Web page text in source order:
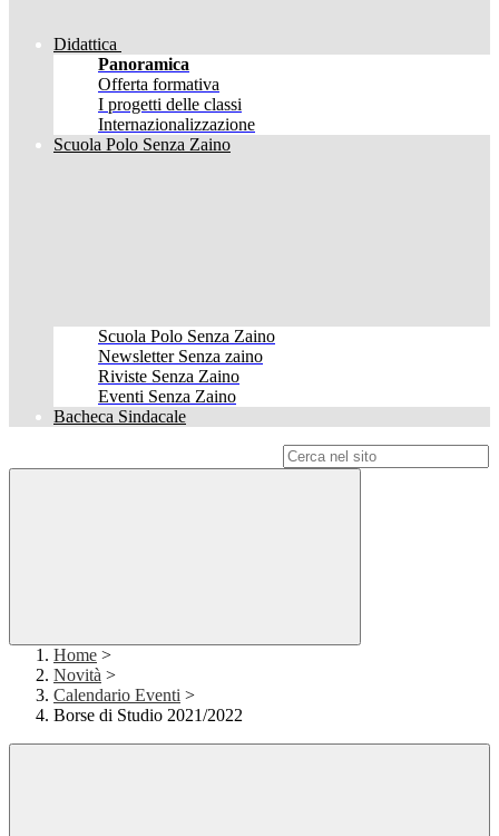
Didattica
Panoramica
Offerta formativa
I progetti delle classi
Internazionalizzazione
Scuola Polo Senza Zaino
Scuola Polo Senza Zaino
Newsletter Senza zaino
Riviste Senza Zaino
Eventi Senza Zaino
Bacheca Sindacale
Home >
Novità >
Calendario Eventi >
Borse di Studio 2021/2022